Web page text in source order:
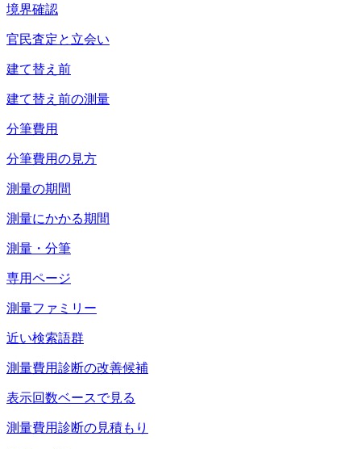
境界確認
官民査定と立会い
建て替え前
建て替え前の測量
分筆費用
分筆費用の見方
測量の期間
測量にかかる期間
測量・分筆
専用ページ
測量ファミリー
近い検索語群
測量費用診断の改善候補
表示回数ベースで見る
測量費用診断の見積もり